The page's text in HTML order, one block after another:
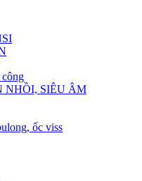
NHỒI, SIÊU ÂM
ốc viss